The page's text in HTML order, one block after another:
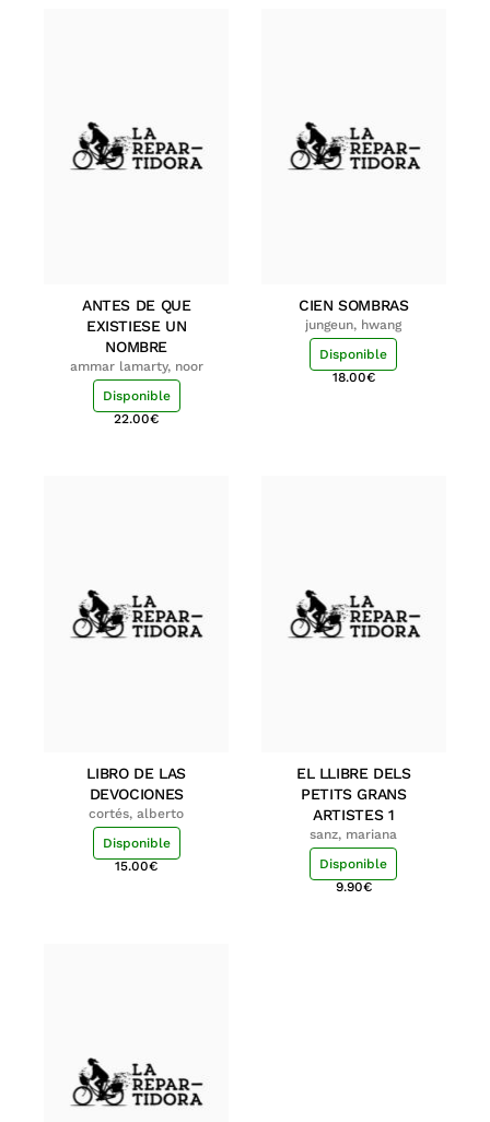
ANTES DE QUE
EXISTIESE UN
NOMBRE
ammar lamarty, noor
Disponible
22.00€
CIEN SOMBRAS
jungeun, hwang
Disponible
18.00€
LIBRO DE LAS
DEVOCIONES
cortés, alberto
Disponible
15.00€
EL LLIBRE DELS
PETITS GRANS
ARTISTES 1
sanz, mariana
Disponible
9.90€